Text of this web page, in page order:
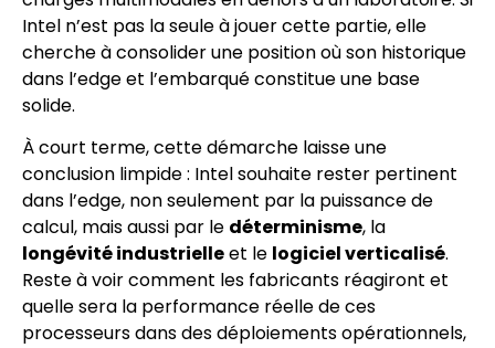
Intel n’est pas la seule à jouer cette partie, elle
cherche à consolider une position où son historique
dans l’edge et l’embarqué constitue une base
solide.
À court terme, cette démarche laisse une
conclusion limpide : Intel souhaite rester pertinent
dans l’edge, non seulement par la puissance de
calcul, mais aussi par le déterminisme, la
longévité industrielleet le logiciel verticalisé.
Reste à voir comment les fabricants réagiront et
quelle sera la performance réelle de ces
processeurs dans des déploiements opérationnels,